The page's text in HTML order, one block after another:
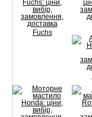
Fuchs